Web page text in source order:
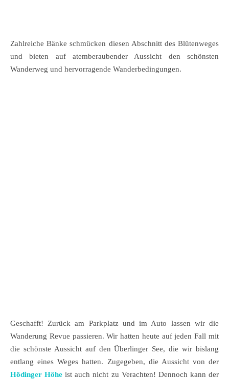
Zahlreiche Bänke schmücken diesen Abschnitt des Blütenweges
und bieten auf atemberaubender Aussicht den schönsten
Wanderweg und hervorragende Wanderbedingungen.
Geschafft! Zurück am Parkplatz und im Auto lassen wir die
Wanderung Revue passieren. Wir hatten heute auf jeden Fall mit
die schönste Aussicht auf den Überlinger See, die wir bislang
entlang eines Weges hatten. Zugegeben, die Aussicht von der
Hödinger Höhe ist auch nicht zu Verachten! Dennoch kann der